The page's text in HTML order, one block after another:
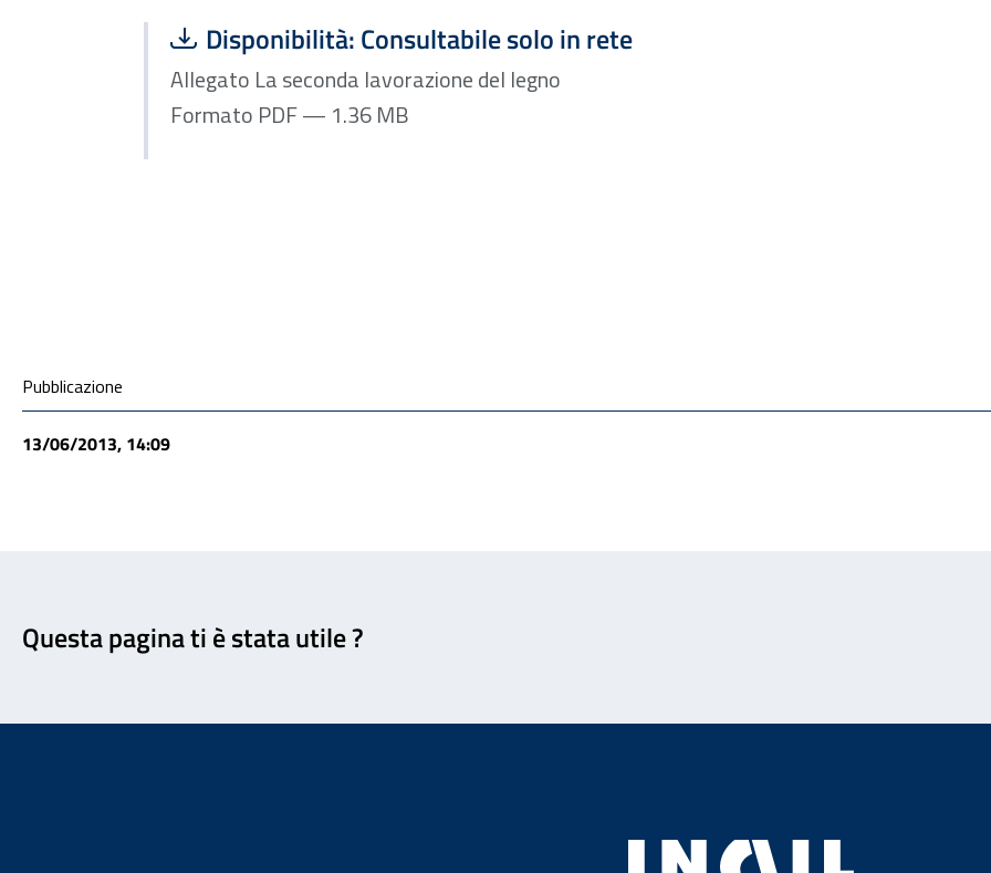
Scarica file:
Disponibilità: Consultabile solo in rete
Formato PDF — Dimensione 1.36 MB
Allegato La seconda lavorazione del legno
Formato PDF — 1.36 MB
Condivisione social
Pubblicazione
13/06/2013, 14:09
Questa pagina ti è stata utile ?